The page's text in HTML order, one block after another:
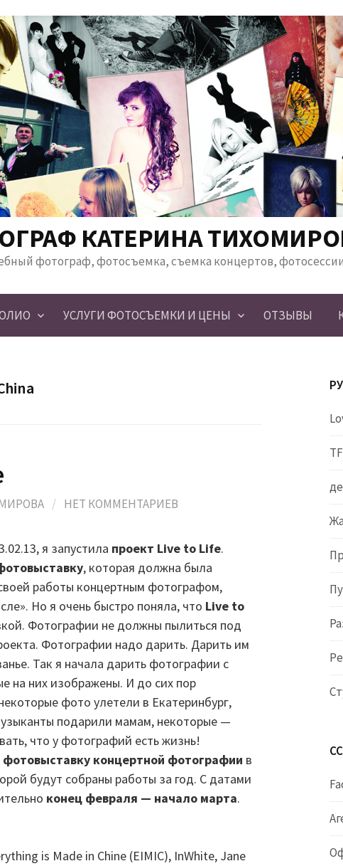
КАТЕРИНА
фотограф, фотосъемка, съемка концертов, фотосессии
УСЛУГИ ФОТОСЪЕМКИ И ЦЕНЫ ОТЗЫВЫ
/ НЕТ КОММЕНТАРИЕВ
я запустила проект Live to Life.
, которая должна была
работы концертным фотографом,
Но я очень быстро поняла, что Live to
Фотографии не должны пылиться под
Фотографии надо дарить. Дарить им
Так я начала дарить фотографии с
на них изображены. И до сих пор
фото улетели в Екатеринбург,
подарили мамам, некоторые —
что у фотографий есть жизнь!
концертной фотографии в
будут собраны работы за год. С датами
конец февраля — начало марта.
is Made in Chine (EIMIC), InWhite, Jane